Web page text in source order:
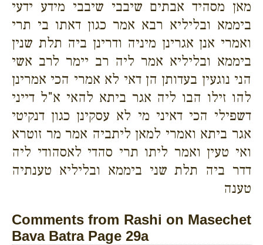
מאן מסהיד אבתים שיבבי שיבבי מידע ידעי
ביממא ובליליא רבא אמר כגון דאתו בי תרי
ואמרי אנן אגרינן מיניה ודרינן ביה תלת שנין
ביממא ובליליא אמר ליה רב יימר לרב אשי
הני נוגעין בעדותן הן דאי לא אמרי הכי אמרינן
להו זילו הבו ליה אגר ביתא להאי א"ל דייני
דשפילי הכי דאיני מי לא עסקינן כגון דנקיטי
אגר ביתא ואמרי למאן ליתביה אמר מר זוטרא
ואי טעין ואמר ליתו תרי סהדי לאסהודי ליה
דדר ביה תלת שני ביממא ובליליא טענתיה
טענה
Comments from Rashi on Masechet
Bava Batra Page 29a